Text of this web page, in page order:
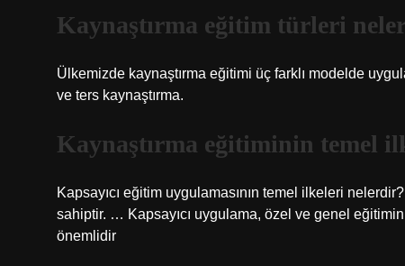
Kaynaştırma eğitim türleri
Ülkemizde kaynaştırma eğitimi üç farklı modelde
ve ters kaynaştırma.
Kaynaştırma eğitiminin temel
Kapsayıcı eğitim uygulamasının temel ilkeleri
sahiptir. … Kapsayıcı uygulama, özel ve genel
önemlidir